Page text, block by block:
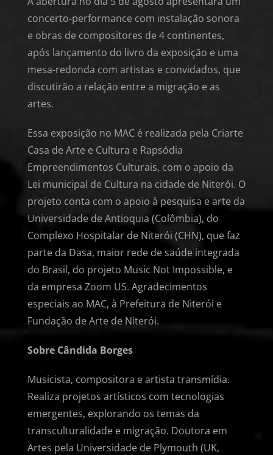
concerto-performance com instalação sonora
e obras de compositores de 4 continentes,
após lançamento do livro da exposição e uma
mesa-redonda com artistas e convidados, que
discutirão a relação entre a migração e as
artes.
Essa exposição no MAC é realizada pela Criarte
Casa de Arte e Cultura e Rapsódia
Empreendimentos Culturais, com o apoio da
Lei municipal de Cultura na cidade de Niterói. O
projeto conta com o apoio à pesquisa e arte da
Universidade de Antioquia (Colômbia), do
Complexo Hospitalar de Niterói (CHN), que faz
parte da Dasa, maior rede de saúde integrada
do Brasil, do projeto Music Not Impossible, e
da empresa Zoom US. Agradecimentos
especiais ao MAC, à Prefeitura de Niterói e
Fundação de Arte de Niterói.
Sobre Cândida Borges
Musicista, compositora e artista transmídia.
Realiza projetos artísticos com tecnologias
emergentes, explorando os temas da
transculturalidade e migração. Doutora em
Artes pela Universidade de Plymouth (UK,